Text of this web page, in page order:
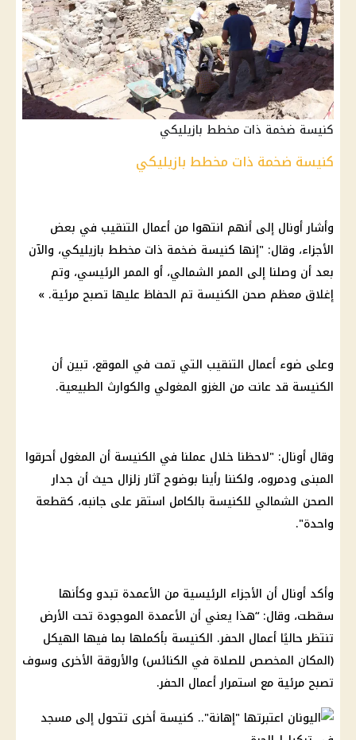
كنيسة ضخمة ذات مخطط بازيليكي
كنيسة ضخمة ذات مخطط بازيليكي
وأشار أونال إلى أنهم انتهوا من أعمال التنقيب في بعض
الأجزاء، وقال: "إنها كنيسة ضخمة ذات مخطط بازيليكي، والآن
بعد أن وصلنا إلى الممر الشمالي، أو الممر الرئيسي، وتم
إغلاق معظم صحن الكنيسة تم الحفاظ عليها تصبح مرئية. »
وعلى ضوء أعمال التنقيب التي تمت في الموقع، تبين أن
الكنيسة قد عانت من الغزو المغولي والكوارث الطبيعية.
وقال أونال: "لاحظنا خلال عملنا في الكنيسة أن المغول أحرقوا
المبنى ودمروه، ولكننا رأينا بوضوح آثار زلزال حيث أن جدار
الصحن الشمالي للكنيسة بالكامل استقر على جانبه، كقطعة
واحدة".
وأكد أونال أن الأجزاء الرئيسية من الأعمدة تبدو وكأنها
سقطت، وقال: “هذا يعني أن الأعمدة الموجودة تحت الأرض
تنتظر حاليًا أعمال الحفر. الكنيسة بأكملها بما فيها الهيكل
(المكان المخصص للصلاة في الكنائس) والأروقة الأخرى وسوف
تصبح مرئية مع استمرار أعمال الحفر.